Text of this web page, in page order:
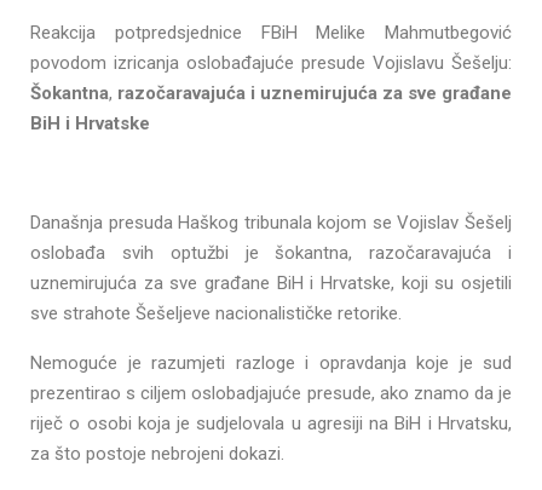
Reakcija potpredsjednice FBiH Melike Mahmutbegović
povodom izricanja oslobađajuće presude Vojislavu Šešelju:
Šokantna, razočaravajuća i uznemirujuća za sve građane
BiH i Hrvatske
Današnja presuda Haškog tribunala kojom se Vojislav Šešelj
oslobađa svih optužbi je šokantna, razočaravajuća i
uznemirujuća za sve građane BiH i Hrvatske, koji su osjetili
sve strahote Šešeljeve nacionalističke retorike.
Nemoguće je razumjeti razloge i opravdanja koje je sud
prezentirao s ciljem oslobadjajuće presude, ako znamo da je
riječ o osobi koja je sudjelovala u agresiji na BiH i Hrvatsku,
za što postoje nebrojeni dokazi.